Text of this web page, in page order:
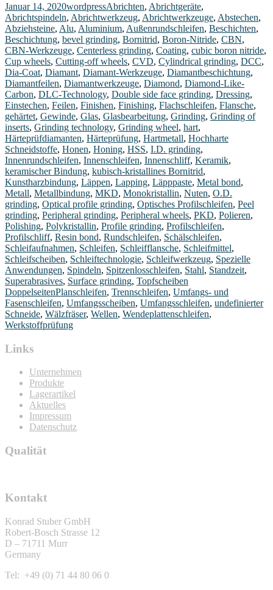
Januar 14, 2020wordpressAbrichten, Abrichtgeräte,
Abrichtspindeln, Abrichtwerkzeug, Abrichtwerkzeuge, Abstechen,
Abziehsteine, Alu, Aluminium, Außenrundschleifen, Beschichten,
Beschichtung, bevel grinding, Bornitrid, Boron-Nitride, CBN,
CBN-Werkzeuge, Centerless grinding, Coating, cubic boron nitride,
Cup wheels, Cutting-off wheels, CVD, Cylindrical grinding, DCC,
Dia-Coat, Diamant, Diamant-Werkzeuge, Diamantbeschichtung,
Diamantfeilen, Diamantwerkzeuge, Diamond, Diamond-Like-
Carbon, DLC-Technology, Double side face grinding, Dressing,
Einstechen, Feilen, Finishen, Finishing, Flachschleifen, Flansche,
gehärtet, Gewinde, Glas, Glasbearbeitung, Grinding, Grinding of
inserts, Grinding technology, Grinding wheel, hart,
Härteprüfdiamanten, Härteprüfung, Hartmetall, Hochharte
Schneidstoffe, Honen, Honing, HSS, I.D. grinding,
Innenrundschleifen, Innenschleifen, Innenschliff, Keramik,
keramischer Bindung, kubisch-kristallines Bornitrid,
Kunstharzbindung, Läppen, Lapping, Läpppaste, Metal bond,
Metall, Metallbindung, MKD, Monokristallin, Nuten, O.D.
grinding, Optical profile grinding, Optisches Profilschleifen, Peel
grinding, Peripheral grinding, Peripheral wheels, PKD, Polieren,
Polishing, Polykristallin, Profile grinding, Profilschleifen,
Profilschliff, Resin bond, Rundschleifen, Schälschleifen,
Schleifaufnahmen, Schleifen, Schleifflansche, Schleifmittel,
Schleifscheiben, Schleiftechnologie, Schleifwerkzeug, Spezielle
Anwendungen, Spindeln, Spitzenlosschleifen, Stahl, Standzeit,
Superabrasives, Surface grinding, Topfscheiben
DoppelseitenPlanschleifen, Trennschleifen, Umfangs- und
Fasenschleifen, Umfangsscheiben, Umfangsschleifen, undefinierter
Schneide, Wälzfräser, Wellen, Wendeplattenschleifen,
Werkstoffprüfung
Links
Unternehmen
Produkte
Lagerartikel
Aktuelles
Impressum
Datenschutz
Qualität
Kontakt
Konrad Stuber GmbH
Robert-Bosch Strasse 12
D – 71711 Murr
Germany
Tel: +49 (0) 71 44 80 06 0